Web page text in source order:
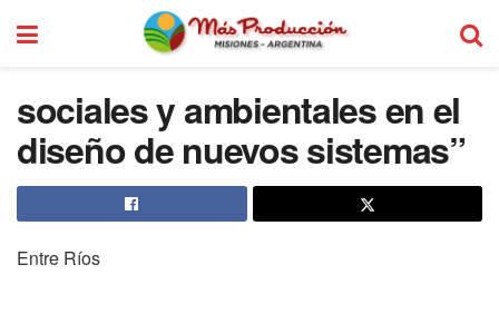
sociales y ambientales en el
diseño de nuevos sistemas”
Entre Ríos